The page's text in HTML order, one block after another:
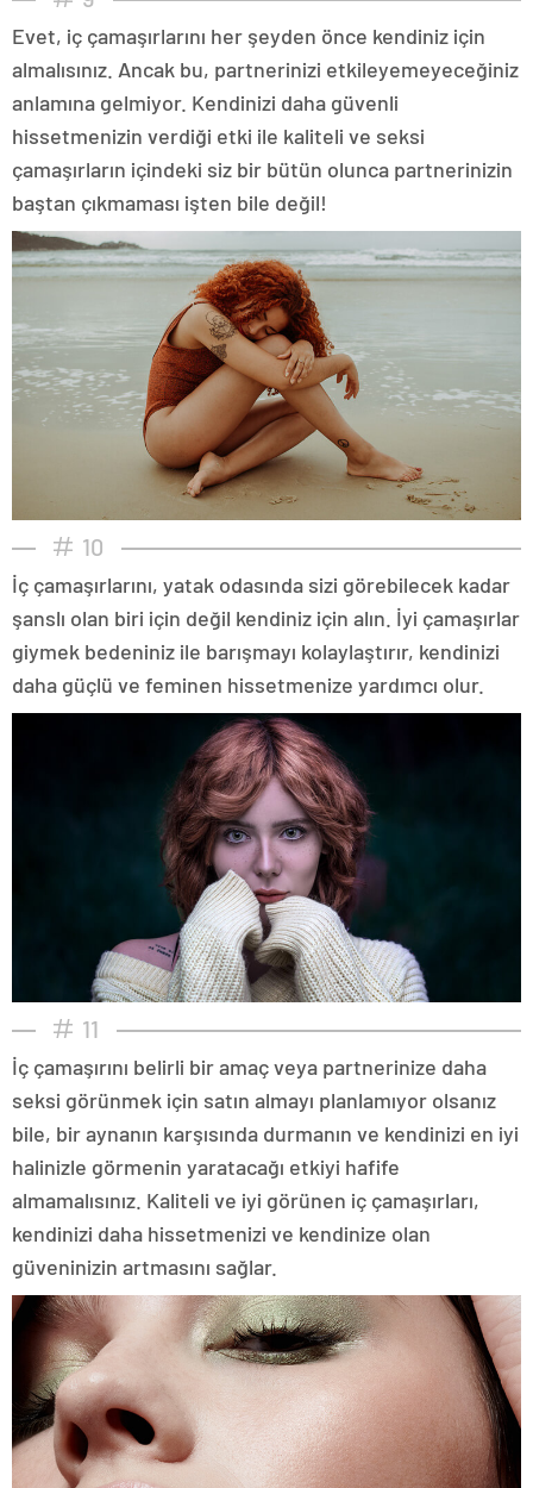
Evet, iç çamaşırlarını her şeyden önce kendiniz için
almalısınız. Ancak bu, partnerinizi etkileyemeyeceğiniz
anlamına gelmiyor. Kendinizi daha güvenli
hissetmenizin verdiği etki ile kaliteli ve seksi
çamaşırların içindeki siz bir bütün olunca partnerinizin
baştan çıkmaması işten bile değil!
10
İç çamaşırlarını, yatak odasında sizi görebilecek kadar
şanslı olan biri için değil kendiniz için alın. İyi çamaşırlar
giymek bedeniniz ile barışmayı kolaylaştırır, kendinizi
daha güçlü ve feminen hissetmenize yardımcı olur.
11
İç çamaşırını belirli bir amaç veya partnerinize daha
seksi görünmek için satın almayı planlamıyor olsanız
bile, bir aynanın karşısında durmanın ve kendinizi en iyi
halinizle görmenin yaratacağı etkiyi hafife
almamalısınız. Kaliteli ve iyi görünen iç çamaşırları,
kendinizi daha hissetmenizi ve kendinize olan
güveninizin artmasını sağlar.